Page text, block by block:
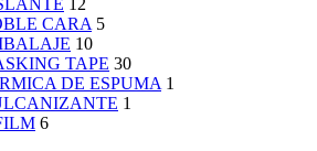
CARA 5
10
TAPE 30
DE ESPUMA 1
1
6